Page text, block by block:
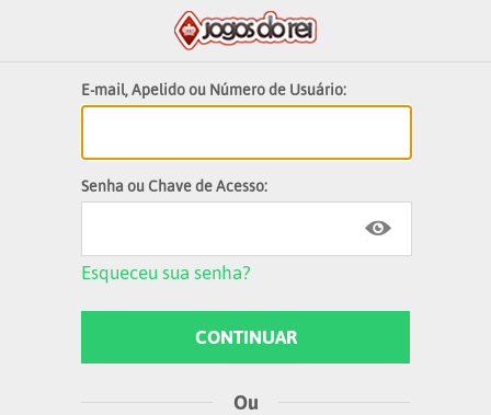
E-mail, Apelido ou Número de Usuário:
Senha ou Chave de Acesso:
Esqueceu sua senha?
Ou